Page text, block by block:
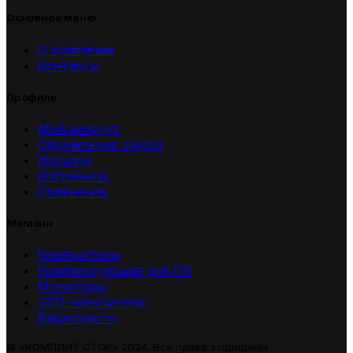
О компании
Контакты
Мой аккаунт
Оформление заказа
Корзина
Избранное
Сравнение
Компьютеры
Комплектующие для ПК
Мониторы
SSD-накопители
Видеокарты